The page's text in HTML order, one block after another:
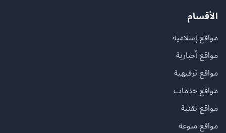
الأقسام
مواقع إسلامية
مواقع أخبارية
مواقع ترفيهية
مواقع خدمات
مواقع تقنية
مواقع منوعة